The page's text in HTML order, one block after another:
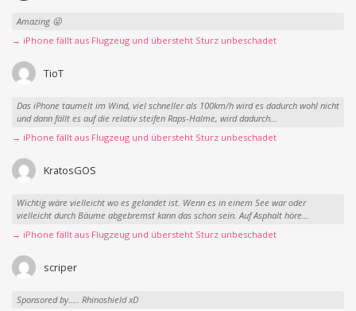
Amazing 😜
→ iPhone fällt aus Flugzeug und übersteht Sturz unbeschadet
TioT
Das iPhone taumelt im Wind, viel schneller als 100km/h wird es dadurch wohl nicht
und dann fällt es auf die relativ steifen Raps-Halme, wird dadurch...
→ iPhone fällt aus Flugzeug und übersteht Sturz unbeschadet
KratosGOS
Wichtig wäre vielleicht wo es gelandet ist. Wenn es in einem See war oder
vielleicht durch Bäume abgebremst kann das schon sein. Auf Asphalt höre...
→ iPhone fällt aus Flugzeug und übersteht Sturz unbeschadet
scriper
Sponsored by….. Rhinoshield xD